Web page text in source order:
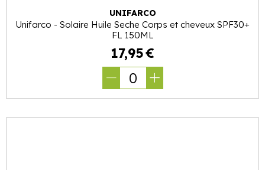
UNIFARCO
Unifarco - Solaire Huile Seche Corps et cheveux SPF30+
FL 150ML
17,95€
0